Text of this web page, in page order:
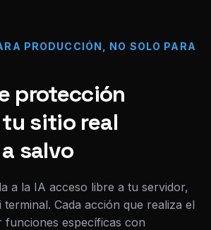
PRODUCCIÓN, NO SOLO PARA
protección
sitio real
salvo
a la IA acceso libre a tu servidor,
terminal. Cada acción que realiza el
funciones específicas con